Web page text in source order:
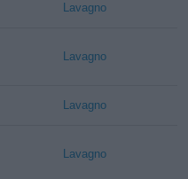
Lavagno
Lavagno
Lavagno
Lavagno